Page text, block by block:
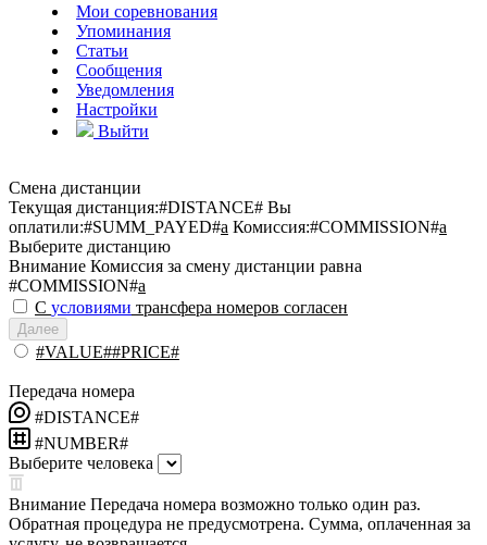
Мои соревнования
Упоминания
Статьи
Сообщения
Уведомления
Настройки
Выйти
Смена дистанции
Текущая дистанция:#DISTANCE# Вы
оплатили:#SUMM_PAYED#a Комиссия:#COMMISSION#a
Выберите дистанцию
Внимание Комиссия за смену дистанции равна
#COMMISSION#a
С условиями трансфера номеров согласен
Далее
#VALUE##PRICE#
Передача номера
#DISTANCE#
#NUMBER#
Выберите человека
Внимание Передача номера возможно только один раз.
Обратная процедура не предусмотрена. Сумма, оплаченная за